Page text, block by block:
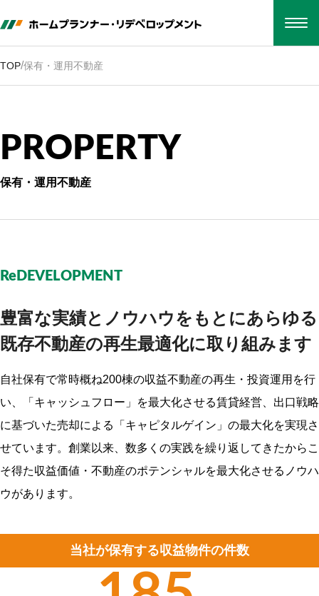
お電話でのお問い合わせ
052-212-1555
名古屋市中区栄四丁目1番1号中日ビル16階
TEL：052-212-1555 FAX：052-212-1554
〒102-0083
東京都千代田区麹町三丁目12番4号 HP麹町ビル8階
Google map
TEL：03-6261-2990FAX：03-6261-2991
Mail：info@re-homeplannner.co.jp
TOP/保有・運用不動産
P RO P E RTY
保有・運用不動産
ReDEVELOPMENT
豊富な実績とノウハウをもとにあらゆる
既存不動産の再生最適化に取り組みます
自社保有で常時概ね200棟の収益不動産の再生・投資運用を行
い、「キャッシュフロー」を最大化させる賃貸経営、出口戦略
に基づいた売却による「キャピタルゲイン」の最大化を実現さ
せています。創業以来、数多くの実践を繰り返してきたからこ
そ得た収益価値・不動産のポテンシャルを最大化させるノウハ
ウがあります。
当社が保有する収益物件の件数